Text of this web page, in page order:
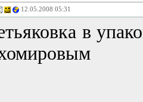
12.05.2008 05:31
в